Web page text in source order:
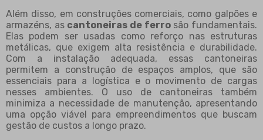
Além disso, em construções comerciais, como galpões e
armazéns, as cantoneiras de ferrosão fundamentais.
Elas podem ser usadas como reforço nas estruturas
metálicas, que exigem alta resistência e durabilidade.
Com a instalação adequada, essas cantoneiras
permitem a construção de espaços amplos, que são
essenciais para a logística e o movimento de cargas
nesses ambientes. O uso de cantoneiras também
minimiza a necessidade de manutenção, apresentando
uma opção viável para empreendimentos que buscam
gestão de custos a longo prazo.